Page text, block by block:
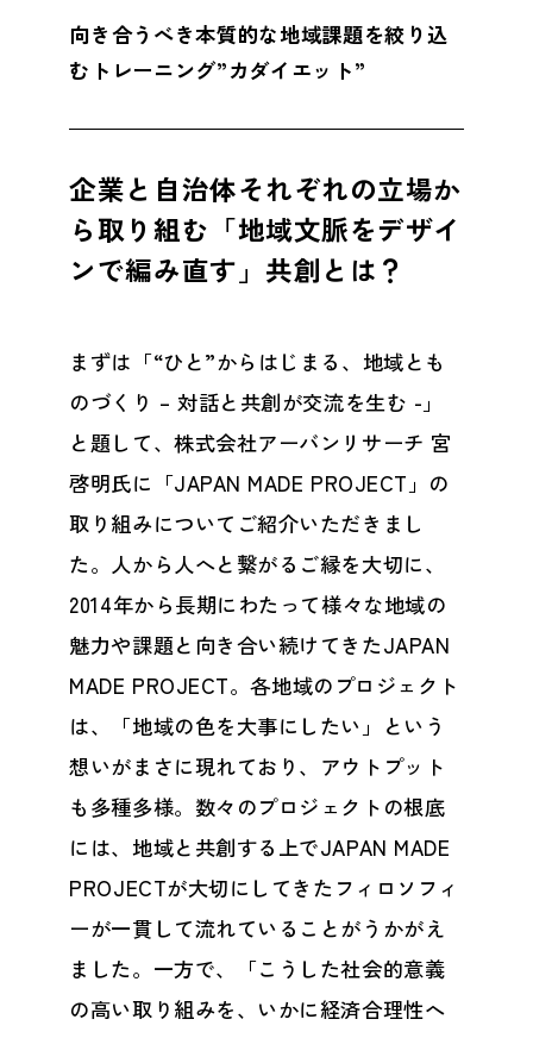
向き合うべき本質的な地域課題を絞り込
むトレーニング”カダイエット”
企業と自治体それぞれの立場か
ら取り組む「地域文脈をデザイ
ンで編み直す」共創とは？
まずは「“ひと”からはじまる、地域とも
のづくり – 対話と共創が交流を生む -」
と題して、株式会社アーバンリサーチ 宮
啓明氏に「JAPAN MADE PROJECT」の
取り組みについてご紹介いただきまし
た。人から人へと繋がるご縁を大切に、
2014年から長期にわたって様々な地域の
魅力や課題と向き合い続けてきたJAPAN
MADE PROJECT。各地域のプロジェクト
は、「地域の色を大事にしたい」という
想いがまさに現れており、アウトプット
も多種多様。数々のプロジェクトの根底
には、地域と共創する上でJAPAN MADE
PROJECTが大切にしてきたフィロソフィ
ーが一貫して流れていることがうかがえ
ました。一方で、「こうした社会的意義
の高い取り組みを、いかに経済合理性へ